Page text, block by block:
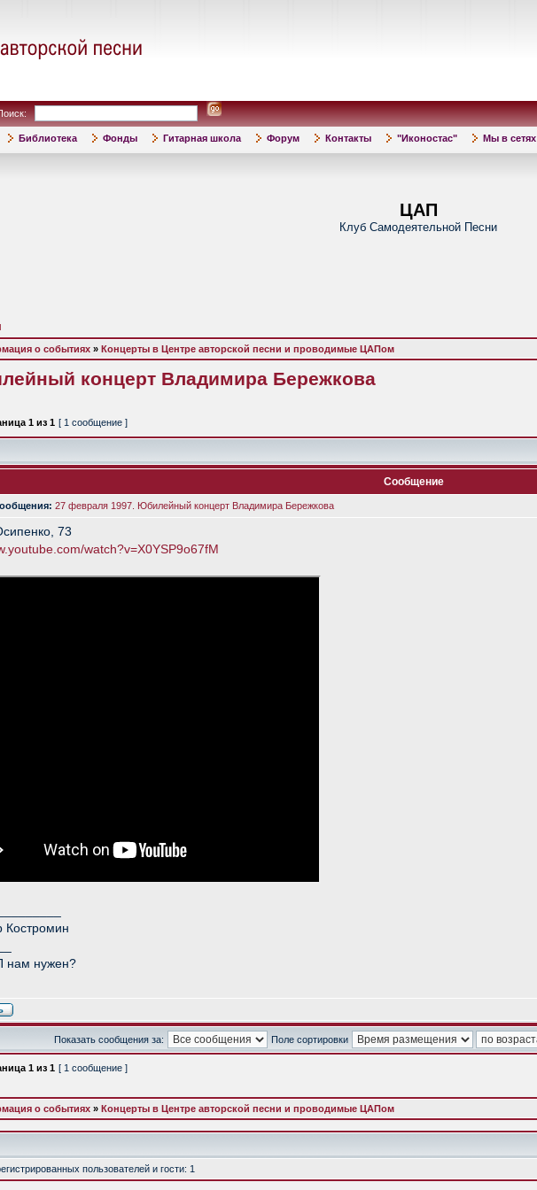
Библиотека Фонды Гитарная школа Форум Контакты "Иконостас" Мы в сетях
ЦАП
Клуб Самодеятельной Песни
о событиях » Концерты в Центре авторской песни и проводимые ЦАПом
концерт Владимира Бережкова
1 из 1 [ 1 сообщение ]
Сообщение
27 февраля 1997. Юбилейный концерт Владимира Бережкова
73
watch?v=X0YSP9o67fM
Костромин
нам нужен?
Показать сообщения за: Поле сортировки
1 из 1 [ 1 сообщение ]
о событиях » Концерты в Центре авторской песни и проводимые ЦАПом
пользователей и гости: 1